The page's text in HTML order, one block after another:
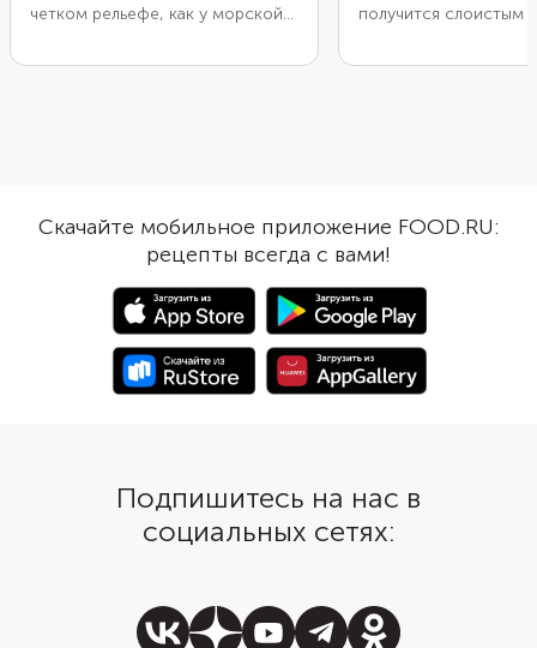
четком рельефе, как у морской
Кому-то этот бугорок может
нужно хорошо охладить.
получится слоистым и
правильном
Сабле должно
во рту.
Скачайте мобильное приложение FOOD.RU:
рецепты всегда с вами!
Подпишитесь на нас в
социальных сетях: